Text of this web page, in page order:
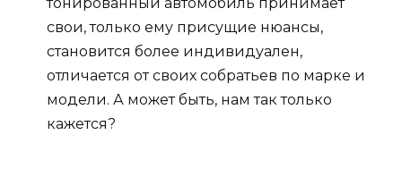
свои, только ему присущие нюансы,
становится более индивидуален,
отличается от своих собратьев по марке и
модели. А может быть, нам так только
кажется?